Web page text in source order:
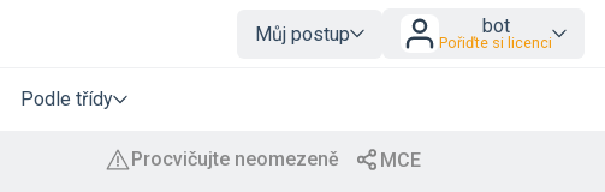
Můj postup bot
Pořiďte si licenci
Podle třídy